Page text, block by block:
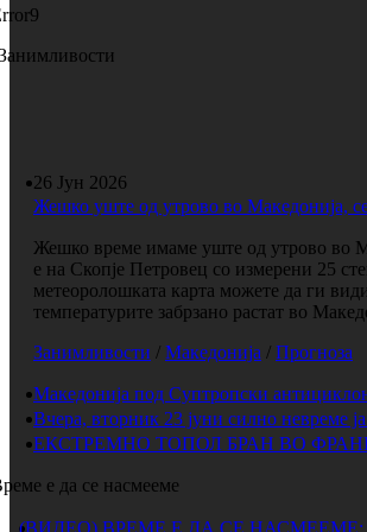
26 Јун 2026
Жешко уште од утрово во Македонија,
Жешко време имаме уште од утрово во
е на Скопје Петровец со измерени 25
метеоролошката карта можете да ги
температурите забрзано растат во
Занимливости / Македонија / Прогноза
Македонија под Суптропски
Вчера, вторник 23 јуни силно невреме
ЕКСТРЕМНО ТОПОЛ БРАН ВО
е да се насмееме